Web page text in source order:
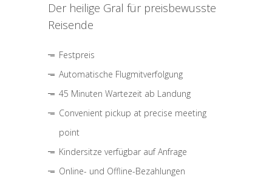
Der heilige Gral für preisbewusste
Reisende
Festpreis
Automatische Flugmitverfolgung
45 Minuten Wartezeit ab Landung
Convenient pickup at precise meeting
point
Kindersitze verfügbar auf Anfrage
Online- und Offline-Bezahlungen